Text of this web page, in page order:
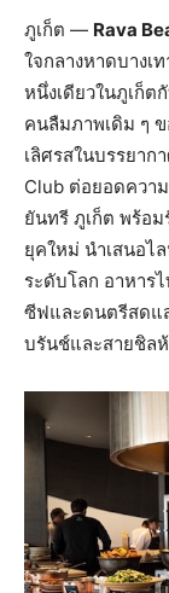
ภูเก็ต — Rava
ใจกลางหาดบางเ
หนึ่งเดียวในภูเก็ต
คนลืมภาพเดิม ๆ
เลิศรสในบรรยา
Club ต่อยอดควา
ยันทรี ภูเก็ต พร้อ
ยุคใหม่ นำเสนอไ
ระดับโลก อาหาร
ซีฟและดนตรีสดแ
บรันช์และสายชิล